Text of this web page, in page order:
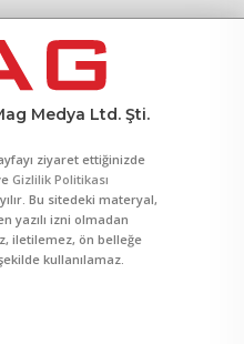
Medya Ltd. Şti.
ziyaret ettiğinizde
Gizlilik Politikası
Bu sitedeki materyal,
yazılı izni olmadan
iletilemez, ön belleğe
kullanılamaz.